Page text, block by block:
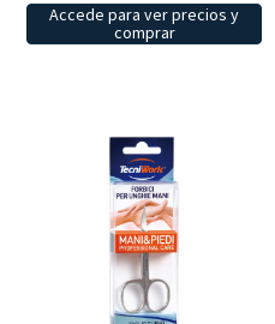
Accede para ver precios y
comprar